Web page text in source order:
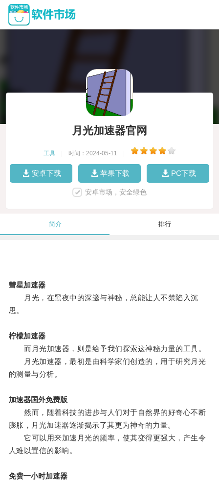
月光加速器官网
工具 时间：2024-05-11
安卓下载 苹果下载 PC下载
安卓市场，安全绿色
简介 排行
彗星加速器
月光，在黑夜中的深邃与神秘，总能让人不禁陷入沉
思。
柠檬加速器
而月光加速器，则是给予我们探索这神秘力量的工具。
月光加速器，最初是由科学家们创造的，用于研究月光
的测量与分析。
加速器国外免费版
然而，随着科技的进步与人们对于自然界的好奇心不断
膨胀，月光加速器逐渐揭示了其更为神奇的力量。
它可以用来加速月光的频率，使其变得更强大，产生令
人难以置信的影响。
免费一小时加速器